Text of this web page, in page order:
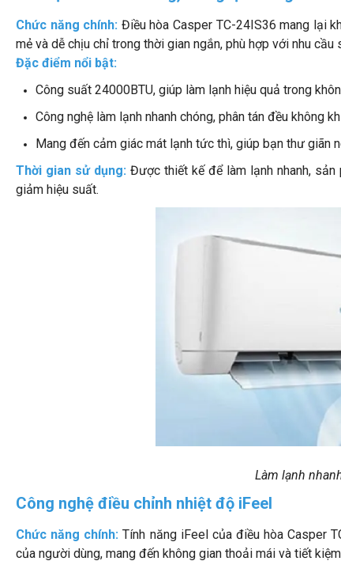
Chức năng chính: Điều hòa Casper TC-24IS36 mang lại
mẻ và dễ chịu chỉ trong thời gian ngắn, phù hợp với nhu cầu
Đặc điểm nổi bật:
Công suất 24000BTU, giúp làm lạnh hiệu quả trong
Công nghệ làm lạnh nhanh chóng, phân tán đều không
Mang đến cảm giác mát lạnh tức thì, giúp bạn thư giãn
Thời gian sử dụng: Được thiết kế để làm lạnh nhanh,
giảm hiệu suất.
Làm lạnh
Công nghệ điều chỉnh nhiệt độ iFeel
Chức năng chính:Tính năng iFeel của điều hòa Casper
của người dùng, mang đến không gian thoải mái và tiết